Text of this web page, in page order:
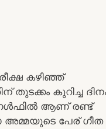
കഴിഞ്ഞ്
തുടക്കം കുറിച്ച
ഗൾഫിൽ ആണ് രണ്ട്
അമ്മയുടെ പേര് ഗീത